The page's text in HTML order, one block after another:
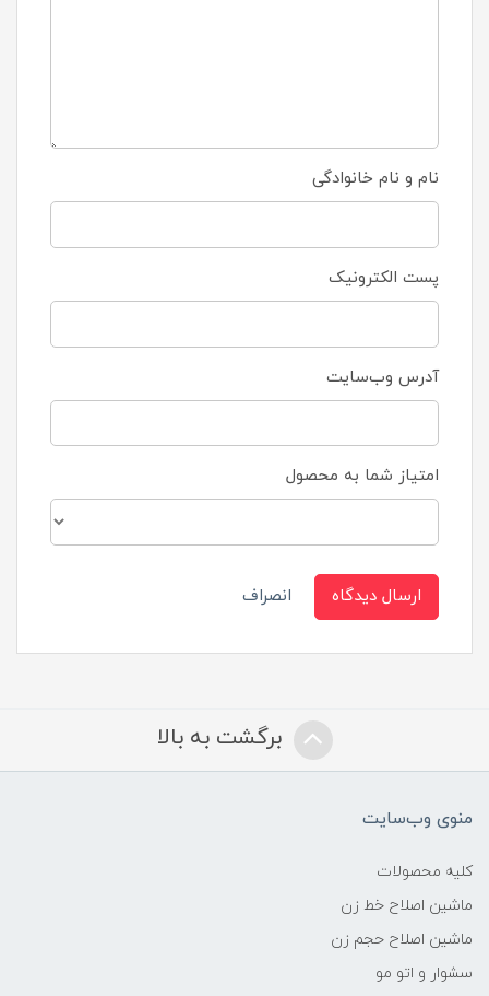
نام و نام خانوادگی
پست الکترونیک
آدرس وب‌سایت
امتیاز شما به محصول
ارسال دیدگاه انصراف
برگشت به بالا
منوی وب‌سایت
کلیه محصولات
ماشین اصلاح خط زن
ماشین اصلاح حجم زن
سشوار و اتو مو